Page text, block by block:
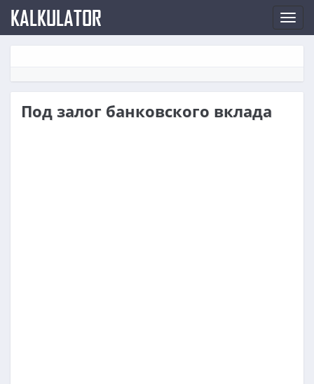
по
KALKULATOR
Под залог банковского вклада